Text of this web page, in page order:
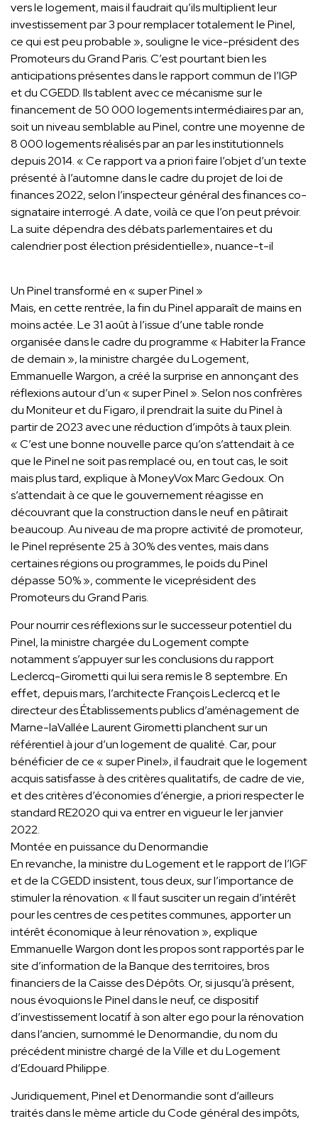
vers le logement, mais il faudrait qu’ils multiplient leur
investissement par 3 pour remplacer totalement le Pinel,
ce qui est peu probable », souligne le vice-président des
Promoteurs du Grand Paris. C’est pourtant bien les
anticipations présentes dans le rapport commun de l’IGP
et du CGEDD. Ils tablent avec ce mécanisme sur le
financement de 50 000 logements intermédiaires par an,
soit un niveau semblable au Pinel, contre une moyenne de
8 000 logements réalisés par an par les institutionnels
depuis 2014. « Ce rapport va a priori faire l’objet d’un texte
présenté à l’automne dans le cadre du projet de loi de
finances 2022, selon l’inspecteur général des finances co-
signataire interrogé. A date, voilà ce que l’on peut prévoir.
La suite dépendra des débats parlementaires et du
calendrier post élection présidentielle», nuance-t-il
Un Pinel transformé en « super Pinel »
Mais, en cette rentrée, la fin du Pinel apparaît de mains en
moins actée. Le 31 août à l’issue d’une table ronde
organisée dans le cadre du programme « Habiter la France
de demain », la ministre chargée du Logement,
Emmanuelle Wargon, a créé la surprise en annonçant des
réflexions autour d’un « super Pinel ». Selon nos confrères
du Moniteur et du Figaro, il prendrait la suite du Pinel à
partir de 2023 avec une réduction d’impôts à taux plein.
« C’est une bonne nouvelle parce qu’on s’attendait à ce
que le Pinel ne soit pas remplacé ou, en tout cas, le soit
mais plus tard, explique à MoneyVox Marc Gedoux. On
s’attendait à ce que le gouvernement réagisse en
découvrant que la construction dans le neuf en pâtirait
beaucoup. Au niveau de ma propre activité de promoteur,
le Pinel représente 25 à 30% des ventes, mais dans
certaines régions ou programmes, le poids du Pinel
dépasse 50% », commente le vice­président des
Promoteurs du Grand Paris.
Pour nourrir ces réflexions sur le successeur potentiel du
Pinel, la ministre chargée du Logement compte
notamment s’appuyer sur les conclusions du rapport
Leclercq-Girometti qui lui sera remis le 8 septembre. En
effet, depuis mars, l’architecte François Leclercq et le
directeur des Établissements publics d’aménagement de
Marne-la­Vallée Laurent Girometti planchent sur un
référentiel à jour d’un logement de qualité. Car, pour
bénéficier de ce « super Pinel», il faudrait que le logement
acquis satisfasse à des critères qualitatifs, de cadre de vie,
et des critères d’économies d’énergie, a priori respecter le
standard RE2020 qui va entrer en vigueur le Ier janvier
2022.
Montée en puissance du Denormandie
En revanche, la ministre du Logement et le rapport de l’IGF
et de la CGEDD insistent, tous deux, sur l’importance de
stimuler la rénovation. « Il faut susciter un regain d’intérêt
pour les centres de ces petites communes, apporter un
intérêt économique à leur rénovation », explique
Emmanuelle Wargon dont les propos sont rapportés par le
site d’information de la Banque des territoires, bros
financiers de la Caisse des Dépôts. Or, si jusqu’à présent,
nous évoquions le Pinel dans le neuf, ce dispositif
d’investissement locatif à son alter ego pour la rénovation
dans l’ancien, surnommé le Denormandie, du nom du
précédent ministre chargé de la Ville et du Logement
d’Edouard Philippe.
Juridiquement, Pinel et Denormandie sont d’ailleurs
traités dans le mème article du Code général des impôts,